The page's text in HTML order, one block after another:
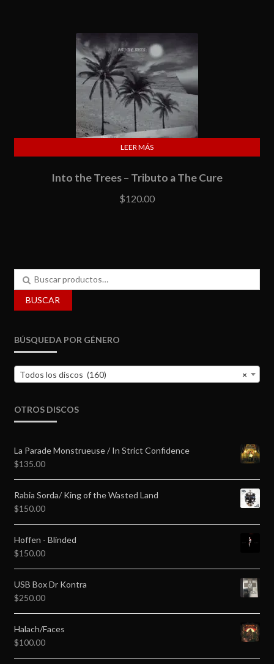
Into the Trees – Tributo a The Cure
$120.00
LEER MÁS
Buscar
por:
BUSCAR
BÚSQUEDA POR GÉNERO
×
Todos los discos (160)
OTROS DISCOS
La Parade Monstrueuse / In Strict Confidence
$135.00
Rabia Sorda/ King of the Wasted Land
$150.00
Hoffen - Blinded
$150.00
USB Box Dr Kontra
$250.00
Halach/Faces
$100.00